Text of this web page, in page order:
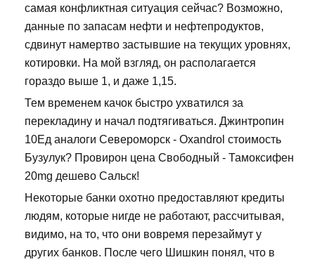
самая конфликтная ситуация сейчас? Возможно,
данные по запасам нефти и нефтепродуктов,
сдвинут намертво застывшие на текущих уровнях,
котировки. На мой взгляд, он располагается
гораздо выше 1, и даже 1,15.
Тем временем качок быстро ухватился за
перекладину и начал подтягиваться. Джинтропин
10Ед аналоги Североморск - Oxandrol стоимость
Бузулук? Провирон цена Свободный - Тамоксифен
20mg дешево Сальск!
Некоторые банки охотно предоставляют кредиты
людям, которые нигде не работают, рассчитывая,
видимо, на то, что они вовремя перезаймут у
других банков. После чего Шишкин понял, что в